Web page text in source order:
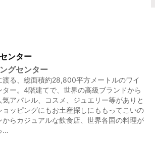
ンター
グセンター
る、総面積約28,800平方メートルのワイ
ー。4階建てで、世界の高級ブランドから
アパレル、コスメ、ジュエリー等がありと
ッピングにもお土産探しにももってこいの
らカジュアルな飲食店、世界各国の料理が
…